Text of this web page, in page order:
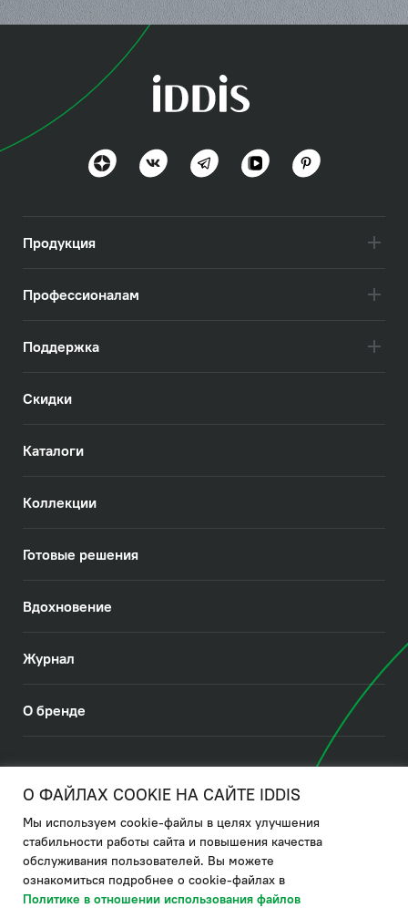
коллекция
Ноа (Noa)
Продукция
Профессионалам
Поддержка
Скидки
Каталоги
Коллекции
Готовые решения
Вдохновение
Журнал
О бренде
Политика в отношении использования файлов cookies
Политика обработки ПДн
Политика в области управления цепочкой поставки
О ФАЙЛАХ COOKIE НА САЙТЕ IDDIS
Мы используем cookie-файлы в целях улучшения
стабильности работы сайта и повышения качества
обслуживания пользователей. Вы можете
ознакомиться подробнее о cookie-файлах в
Политике в отношении использования файлов